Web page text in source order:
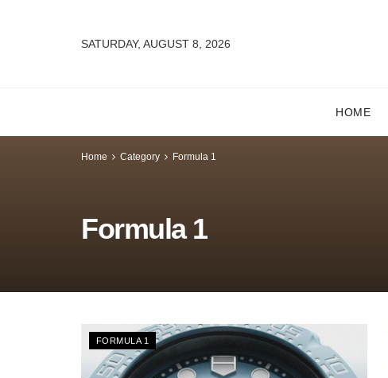
SATURDAY, AUGUST 8, 2026
HOME
Home Category Formula 1
Formula 1
FORMULA 1